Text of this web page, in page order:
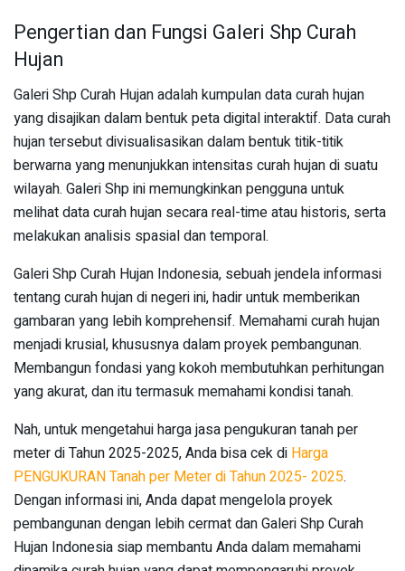
Pengertian dan Fungsi Galeri Shp Curah
Hujan
Galeri Shp Curah Hujan adalah kumpulan data curah hujan
yang disajikan dalam bentuk peta digital interaktif. Data curah
hujan tersebut divisualisasikan dalam bentuk titik-titik
berwarna yang menunjukkan intensitas curah hujan di suatu
wilayah. Galeri Shp ini memungkinkan pengguna untuk
melihat data curah hujan secara real-time atau historis, serta
melakukan analisis spasial dan temporal.
Galeri Shp Curah Hujan Indonesia, sebuah jendela informasi
tentang curah hujan di negeri ini, hadir untuk memberikan
gambaran yang lebih komprehensif. Memahami curah hujan
menjadi krusial, khususnya dalam proyek pembangunan.
Membangun fondasi yang kokoh membutuhkan perhitungan
yang akurat, dan itu termasuk memahami kondisi tanah.
Nah, untuk mengetahui harga jasa pengukuran tanah per
meter di Tahun 2025-2025, Anda bisa cek di Harga
PENGUKURAN Tanah per Meter di Tahun 2025- 2025.
Dengan informasi ini, Anda dapat mengelola proyek
pembangunan dengan lebih cermat dan Galeri Shp Curah
Hujan Indonesia siap membantu Anda dalam memahami